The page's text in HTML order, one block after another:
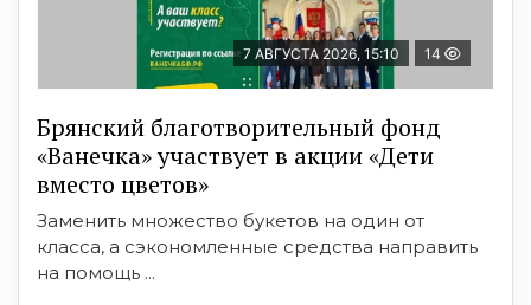
7 АВГУСТА 2026, 15:10 14
Брянский благотворительный фонд
«Ванечка» участвует в акции «Дети
вместо цветов»
Заменить множество букетов на один от
класса, а сэкономленные средства направить
на помощь ...